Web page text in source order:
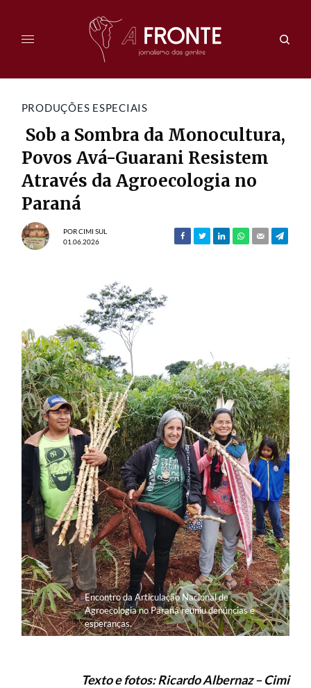
PRODUÇÕES ESPECIAIS
Sob a Sombra da Monocultura,
Povos Avá-Guarani Resistem
Através da Agroecologia no
Paraná
PORCIMI SUL
01.06.2026
Encontro da Articulação Nacional de
Agroecologia no Paraná reuniu denúncias e
esperanças.
Texto e fotos: Ricardo Albernaz – Cimi